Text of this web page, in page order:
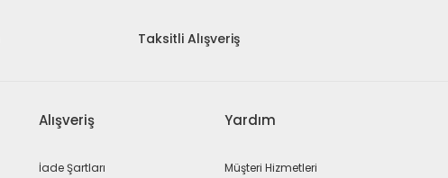
Taksitli Alışveriş
Alışveriş
İade Şartları
Yardım
Müşteri Hizmetleri